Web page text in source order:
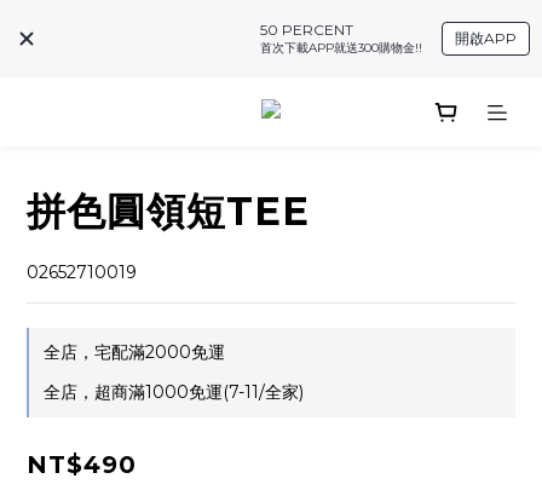
50 PERCENT
首次下載APP就送300購物金!!
開啟APP
拼色圓領短TEE
02652710019
全店，宅配滿2000免運
全店，超商滿1000免運(7-11/全家)
NT$490